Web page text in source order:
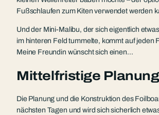
Fußschlaufen zum Kiten verwendet werden
Und der Mini-Malibu, der sich eigentlich
im hinteren Feld tummelte, kommt auf jeden
Meine Freundin wünscht sich einen…
Mittelfristige Planung
Die Planung und die Konstruktion des
nächsten Tagen und wird sich sicherlich